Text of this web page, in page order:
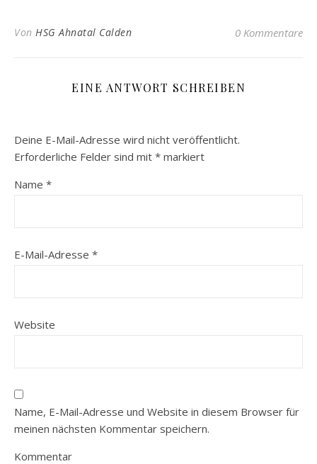
Von HSG Ahnatal Calden 0 Kommentare
EINE ANTWORT SCHREIBEN
Deine E-Mail-Adresse wird nicht veröffentlicht.
Erforderliche Felder sind mit * markiert
Name *
E-Mail-Adresse *
Website
Name, E-Mail-Adresse und Website in diesem Browser für
meinen nächsten Kommentar speichern.
Kommentar